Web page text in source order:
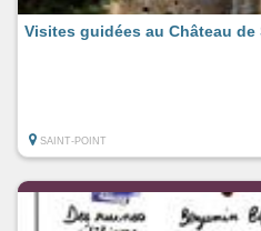
Visites guidées au Château
SAINT-POINT